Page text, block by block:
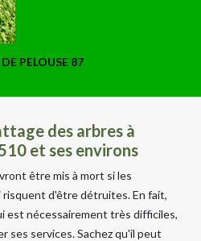
PELOUSE 87
des arbres à
et ses environs
être mis à mort si les
d'être détruites. En fait,
est nécessairement très difficiles,
ses services. Sachez qu'il peut